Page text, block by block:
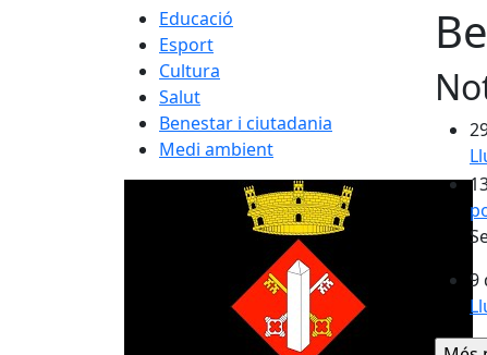
Educació
Esport
Cultura
Salut
Benestar i ciutadania
Medi ambient
9